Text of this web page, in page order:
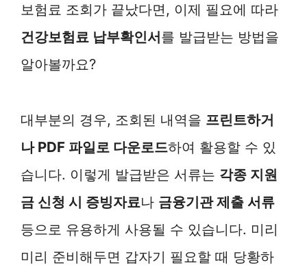
보험료 조회가 끝났다면, 이제 필요에 따라
건강보험료 납부확인서를 발급받는 방법을
알아볼까요?
대부분의 경우, 조회된 내역을 프린트하거
나 PDF 파일로 다운로드하여 활용할 수 있
습니다. 이렇게 발급받은 서류는 각종 지원
금 신청 시 증빙자료나 금융기관 제출 서류
등으로 유용하게 사용될 수 있습니다. 미리
미리 준비해두면 갑자기 필요할 때 당황하